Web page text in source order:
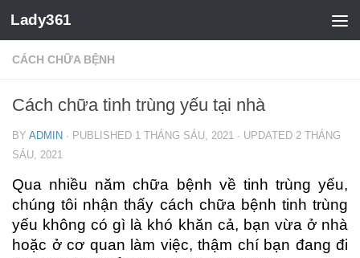
Lady361
CÁCH CHỮA BỆNH
Cách chữa tinh trùng yếu tại nhà
BY ADMIN · PUBLISHED 1 THÁNG SÁU, 2021 · UPDATED 2 THÁNG
SÁU, 2021
Qua nhiều năm chữa bệnh về tinh trùng yếu,
chúng tôi nhận thấy cách chữa bệnh tinh trùng
yếu không có gì là khó khăn cả, bạn vừa ở nhà
hoặc ở cơ quan làm việc, thậm chí bạn đang đi